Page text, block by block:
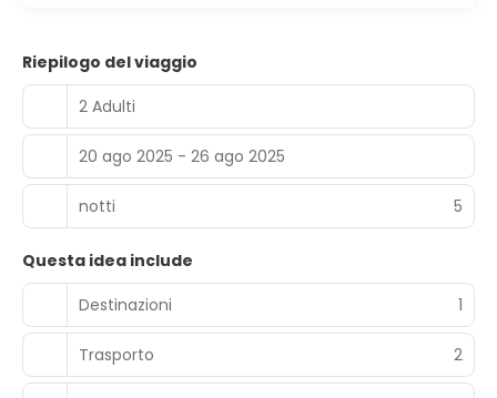
Riepilogo del viaggio
2 Adulti
20 ago 2025 - 26 ago 2025
notti 5
Questa idea include
Destinazioni
1
Trasporto 2